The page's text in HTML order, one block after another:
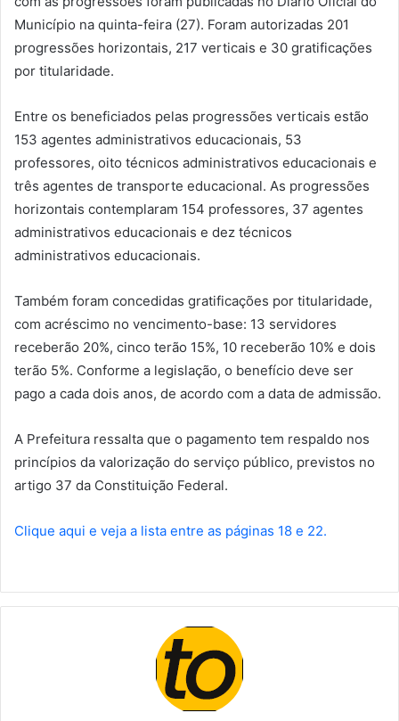
Município na quinta-feira (27). Foram autorizadas 201
progressões horizontais, 217 verticais e 30 gratificações
por titularidade.
Entre os beneficiados pelas progressões verticais estão
153 agentes administrativos educacionais, 53
professores, oito técnicos administrativos educacionais e
três agentes de transporte educacional. As progressões
horizontais contemplaram 154 professores, 37 agentes
administrativos educacionais e dez técnicos
administrativos educacionais.
Também foram concedidas gratificações por titularidade,
com acréscimo no vencimento-base: 13 servidores
receberão 20%, cinco terão 15%, 10 receberão 10% e dois
terão 5%. Conforme a legislação, o benefício deve ser
pago a cada dois anos, de acordo com a data de admissão.
A Prefeitura ressalta que o pagamento tem respaldo nos
princípios da valorização do serviço público, previstos no
artigo 37 da Constituição Federal.
Clique aqui e veja a lista entre as páginas 18 e 22.